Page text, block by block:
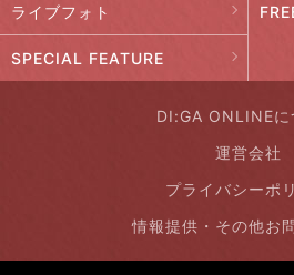
ライブフォト
SPECIAL FEATURE
DI:GA ONLINEに
運営会社
プライバシーポ
情報提供・その他お